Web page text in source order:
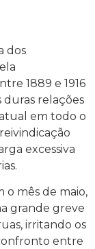
dos
1889 e 1916
relações
em todo o
excessiva
o mês de maio,
grande greve
irritando os
entre